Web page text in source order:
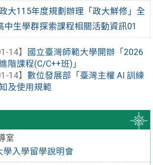
室
學入學留學說明會
大115年度規劃辦理「政大鮮修」全
中生學群探索課程相關活動資訊01
14】
國立臺灣師範大學開辦「2026
階課程(C/C++班)」
14】 數位發展部「臺灣主權 AI 訓練
及使用規範